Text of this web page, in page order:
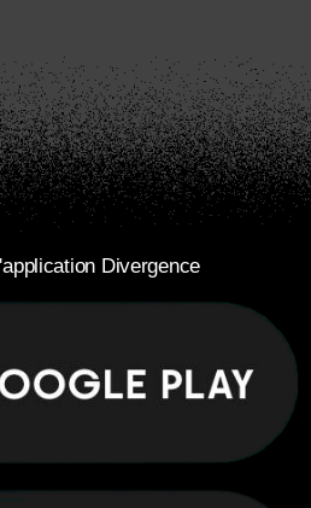
Divergence